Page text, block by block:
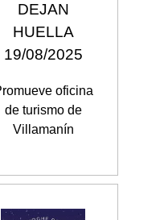
DEJAN
HUELLA
19/08/2025
oficina
de turismo de
Villamanín